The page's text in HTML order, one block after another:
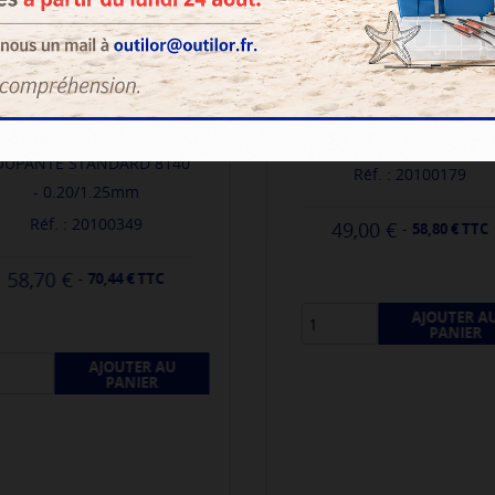
STANDARD 8140
- 0.20/1.25mm
Réf. : 20100349
58,70 € - 70,44 € TTC
AJOUTER AU
PANIER
LINDSTRÖM - PINCE
Réf. : 20100179
49,00 € - 58,80 € TTC
AJOUTER
PANIER